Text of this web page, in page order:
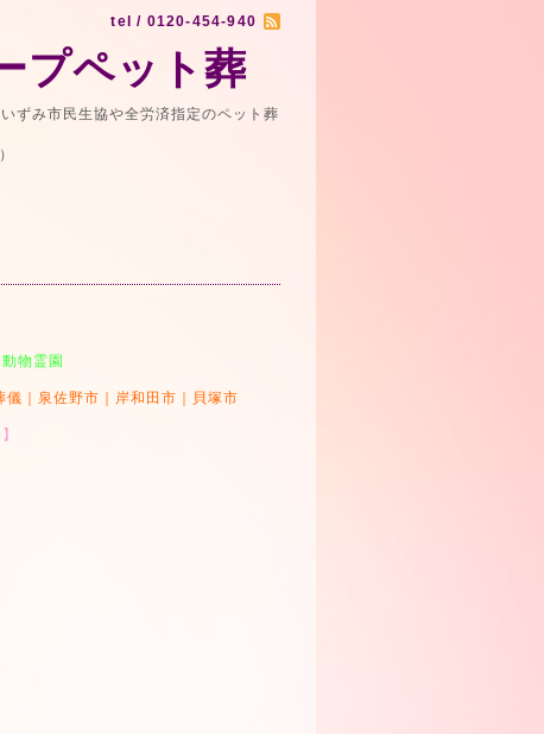
tel / 0120-454-940
プペット葬
ずみ市民生協や全労済指定のペット葬
物霊園
｜泉佐野市｜岸和田市｜貝塚市